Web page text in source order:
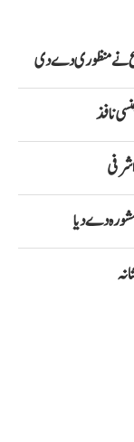
دفاع نے منظوری دے دی
دے دیا